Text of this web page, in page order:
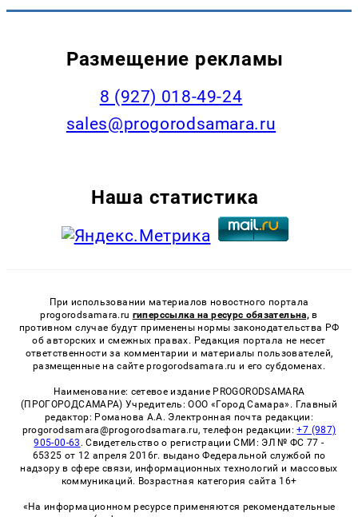
Размещение рекламы
8 (927) 018-49-24
sales@progorodsamara.ru
Наша статистика
При использовании материалов новостного портала
progorodsamara.ru гиперссылка на ресурс обязательна, в
противном случае будут применены нормы законодательства РФ
об авторских и смежных правах. Редакция портала не несет
ответственности за комментарии и материалы пользователей,
размещенные на сайте progorodsamara.ru и его субдоменах.
Наименование: сетевое издание PROGORODSAMARA
(ПРОГОРОДСАМАРА) Учредитель: ООО «Город Самара». Главный
редактор: Романова А.А. Электронная почта редакции:
progorodsamara@progorodsamara.ru, телефон редакции:+7 (987)
905-00-63 . Свидетельство о регистрации СМИ: ЭЛ № ФС 77 -
65325 от 12 апреля 2016г. выдано Федеральной службой по
надзору в сфере связи, информационных технологий и массовых
коммуникаций. Возрастная категория сайта 16+
«На информационном ресурсе применяются рекомендательные